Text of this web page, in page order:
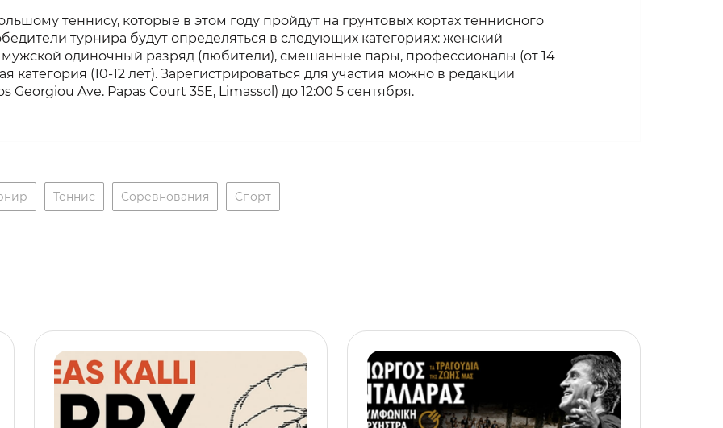
теннису, которые в этом году пройдут на грунтовых кортах теннисного
турнира будут определяться в следующих категориях: женский
одиночный разряд (любители), смешанные пары, профессионалы (от 14
категория (10-12 лет). Зарегистрироваться для участия можно в редакции
Georgiou Ave. Papas Court 35E, Limassol) до 12:00 5 сентября.
Теннис Соревнования Спорт